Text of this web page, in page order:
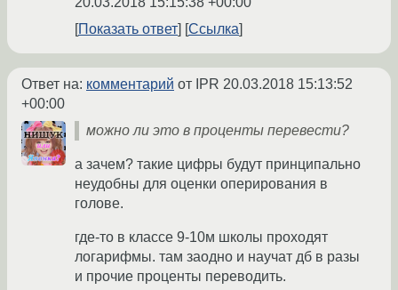
Показать ответ
Ссылка
Ответ на: комментарий от IPR 20.03.2018 15:13:52
+00:00
можно ли это в проценты перевести?
а зачем? такие цифры будут принципально
неудобны для оценки оперирования в
голове.
где-то в классе 9-10м школы проходят
логарифмы. там заодно и научат дб в разы
и прочие проценты переводить.